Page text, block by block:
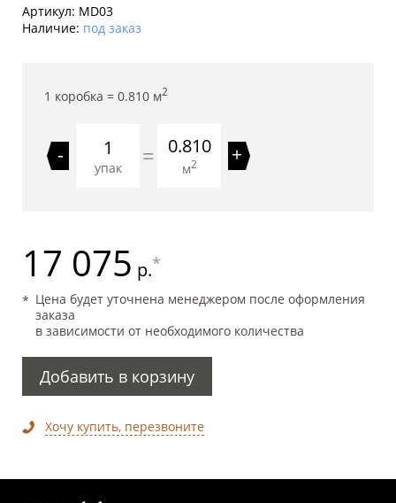
Артикул: MD03
Наличие: под заказ
1 коробка = 0.810 м2
-
упак = 0.810
м2 +
17 075 р.*
Цена будет уточнена менеджером после оформления
заказа
в зависимости от необходимого количества
Добавить в корзину
Хочу купить, перезвоните